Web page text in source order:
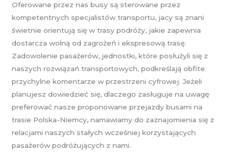
Oferowane przez nas busy są sterowane przez
kompetentnych specjalistów transportu, jacy są znani
świetnie orientują się w trasy podróży, jakie zapewnia
dostarcza wolną od zagrożeń i ekspresową trasę.
Zadowolenie pasażerów, jednostki, które posłużyli się z
naszych rozwiązań transportowych, podkreślają obfite
przychylne komentarze w przestrzeni cyfrowej. Jeżeli
planujesz dowiedzieć się, dlaczego zasługuje na uwagę
preferować nasze proponowane przejazdy busami na
trasie Polska-Niemcy, namawiamy do zaznajomienia się z
relacjami naszych stałych wcześniej korzystających
pasażerów podróżujących z nami.